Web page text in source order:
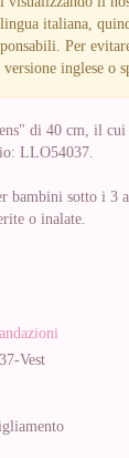
italiana,
Per
versione inglese o
di 40 cm, il
LLO54037.
bambini sotto i 3
o inalate.
Vest